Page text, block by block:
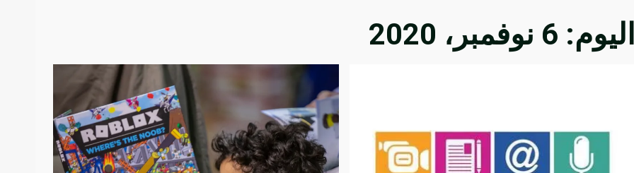
اليوم: 6 نوفمبر، 2020